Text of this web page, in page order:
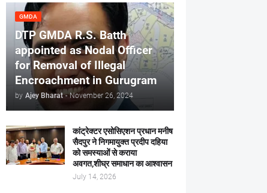
GMDA
DTP GMDA R.S. Batth
appointed as Nodal Officer
for Removal of Illegal
Encroachment in Gurugram
by Ajey Bharat - November 26, 2024
कांट्रेक्टर एसोसिएशन प्रधान मनीष
सैदपुर ने निगमायुक्त प्रदीप दहिया
को समस्याओं से कराया
अवगत,शीघ्र समाधान का आश्वासन
July 14, 2026